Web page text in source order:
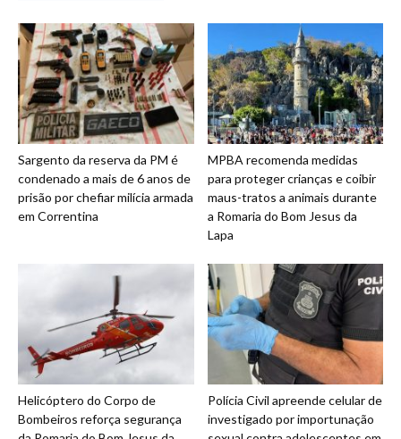
Sargento da reserva da PM é
condenado a mais de 6 anos de
prisão por chefiar milícia armada
em Correntina
MPBA recomenda medidas
para proteger crianças e coibir
maus-tratos a animais durante
a Romaria do Bom Jesus da
Lapa
Helicóptero do Corpo de
Bombeiros reforça segurança
Polícia Civil apreende celular de
investigado por importunação